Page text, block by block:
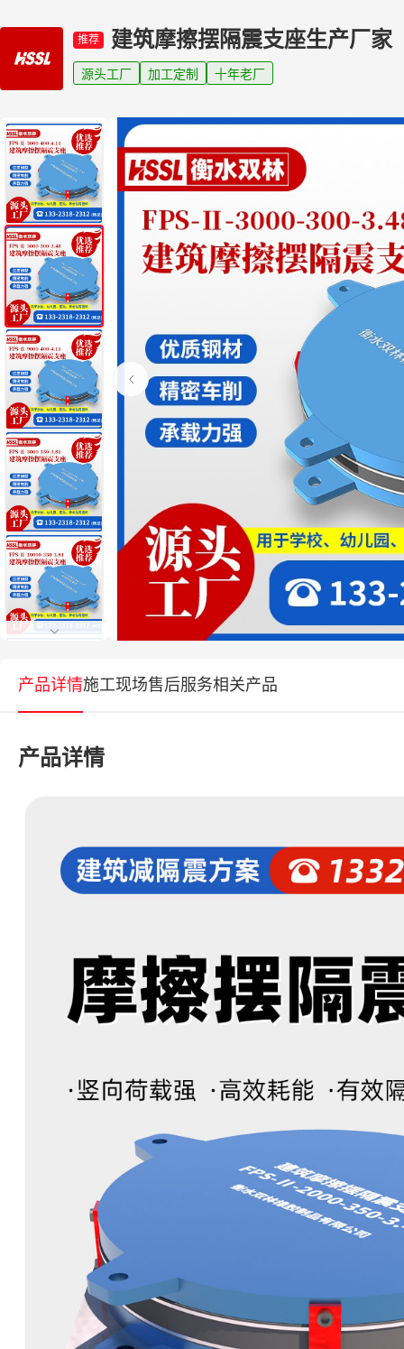
推荐 建筑摩擦摆隔震支座生产厂家
源头工厂 加工定制 十年老厂
产品详情施工现场售后服务相关产品
产品详情